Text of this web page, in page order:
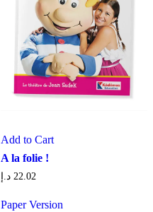
Add to Cart
A la folie !
22.02 د.إ
Paper Version